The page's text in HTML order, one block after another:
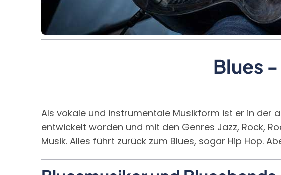
Blues
Als vokale und instrumentale Musikform ist er in der
entwickelt worden und mit den Genres Jazz, Rock,
Musik. Alles führt zurück zum Blues, sogar Hip Hop.